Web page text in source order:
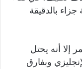
جزاء بالدقيقة
إلا أنه يحتل
وبفارق